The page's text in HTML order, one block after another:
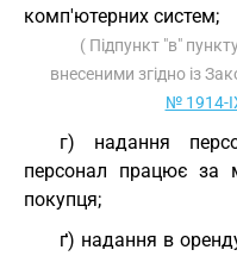
комп'ютерних систем;
( Підпункт "в"
внесеними згідно із
№ 1914-
г) надання
персонал працює за
покупця;
ґ) надання в